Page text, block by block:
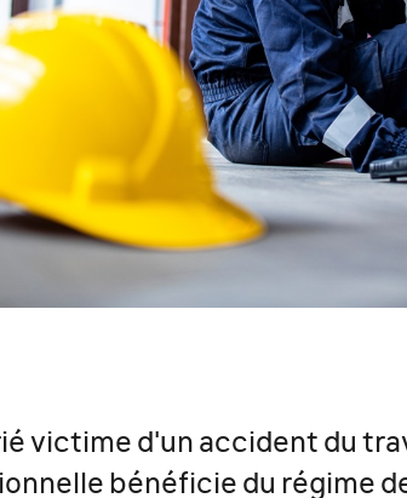
victime d'un accident du
bénéficie du régime